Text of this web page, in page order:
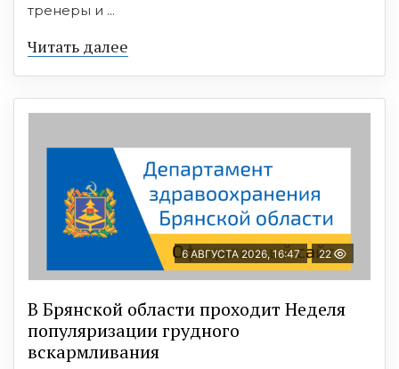
тренеры и ...
Читать далее
6 АВГУСТА 2026, 16:47 22
В Брянской области проходит Неделя
популяризации грудного
вскармливания